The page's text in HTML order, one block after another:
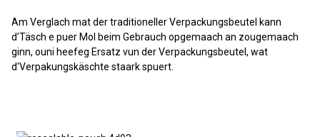
Am Verglach mat der traditioneller Verpackungsbeutel kann
d'Täsch e puer Mol beim Gebrauch opgemaach an zougemaach
ginn, ouni heefeg Ersatz vun der Verpackungsbeutel, wat
d'Verpakungskäschte staark spuert.